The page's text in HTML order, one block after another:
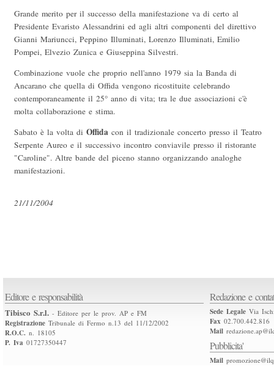
Grande merito per il successo della manifestazione va di certo al
Presidente Evaristo Alessandrini ed agli altri componenti del direttivo
Gianni Mariuncci, Peppino Illuminati, Lorenzo Illuminati, Emilio
Pompei, Elvezio Zunica e Giuseppina Silvestri.
Combinazione vuole che proprio nell'anno 1979 sia la Banda di
Ancarano che quella di Offida vengono ricostituite celebrando
contemporaneamente il 25° anno di vita; tra le due associazioni c'è
molta collaborazione e stima.
Sabato è la volta di Offida con il tradizionale concerto presso il Teatro
Serpente Aureo e il successivo incontro conviavile presso il ristorante
"Caroline". Altre bande del piceno stanno organizzando analoghe
manifestazioni.
21/11/2004
Editore e responsabilità
Tibisco S.r.l. - Editore per le prov. AP e FM
Registrazione Tribunale di Fermo n.13 del 11/12/2002
R.O.C. n. 18105
P. Iva 01727350447
Redazione e
Sede Legale Via
Fax 02.700.442.816
Mail
Pubblicita'
Mail